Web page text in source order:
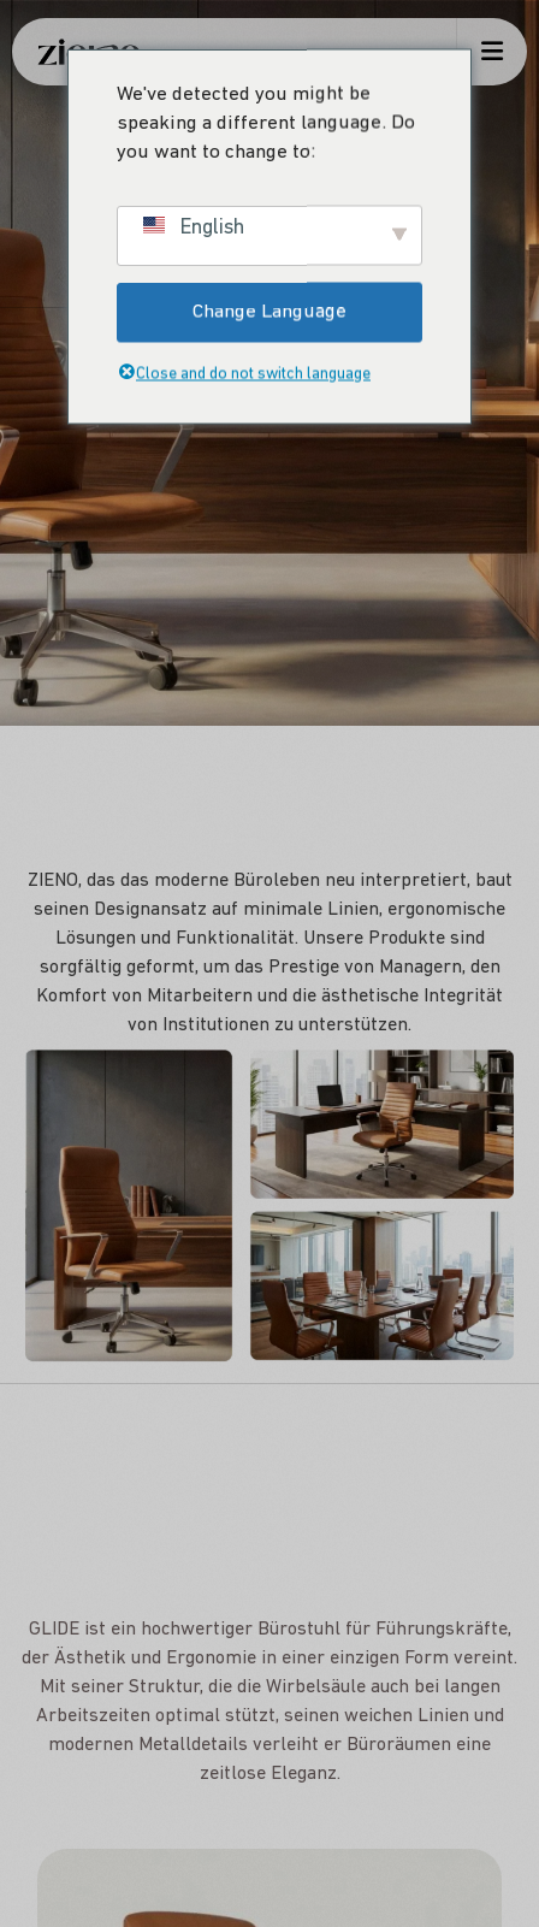
ZIENO, das das moderne Büroleben neu interpretiert, baut
seinen Designansatz auf minimale Linien, ergonomische
Lösungen und Funktionalität. Unsere Produkte sind
sorgfältig geformt, um das Prestige von Managern, den
Komfort von Mitarbeitern und die ästhetische Integrität
von Institutionen zu unterstützen.
GLIDE ist ein hochwertiger Bürostuhl für Führungskräfte,
der Ästhetik und Ergonomie in einer einzigen Form vereint.
Mit seiner Struktur, die die Wirbelsäule auch bei langen
Arbeitszeiten optimal stützt, seinen weichen Linien und
modernen Metalldetails verleiht er Büroräumen eine
zeitlose Eleganz.
We've detected you might be
speaking a different language. Do
you want to change to:
English
Change Language
Close and do not switch language